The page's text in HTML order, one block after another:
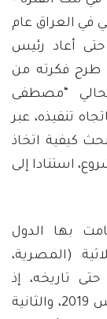
في العراق عام
حتى أعاد رئيس
طرح فكرته من
“مصطفى
تنفيذه، عبر
كيفية اتخاذ
استنادا إلى
بها الدول
(المصرية،
حتى تاريخه، إذ
عُقدت القمة الأولى بالقاهرة في 24 مارس 2019، والثانية